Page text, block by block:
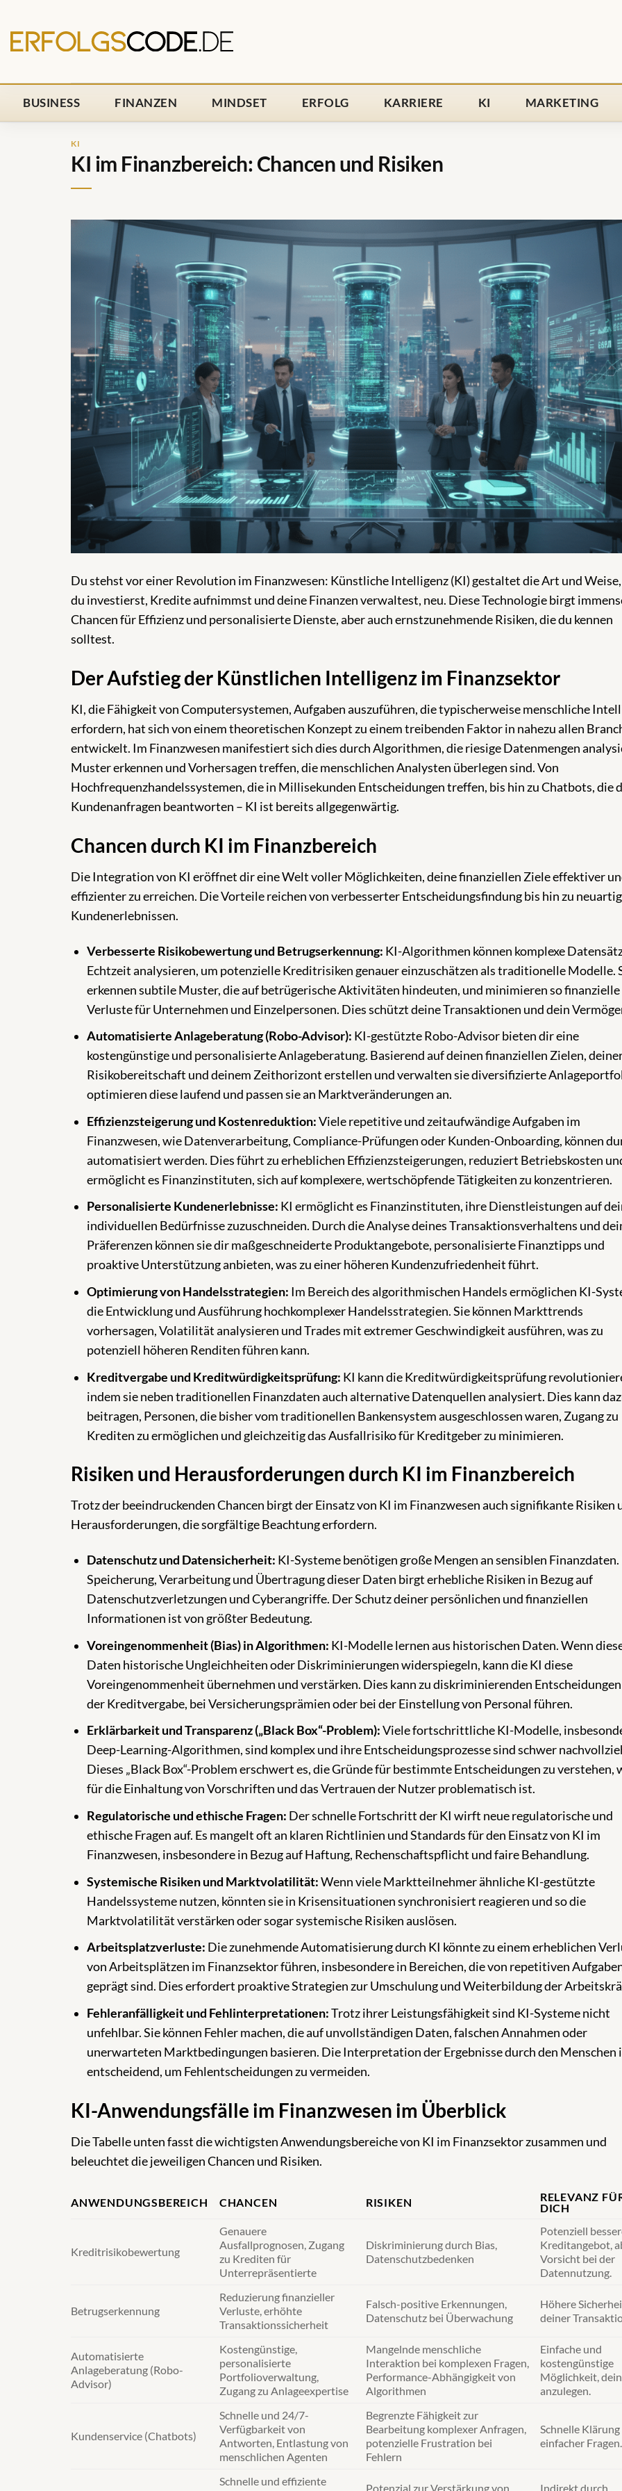
Inhalt
springen
BUSINESS FINANZEN MINDSET ERFOLG KARRIERE KI MARKETING
KI
KI im Finanzbereich: Chancen und Risiken
Du stehst vor einer Revolution im Finanzwesen: Künstliche Intelligenz (KI) gestaltet die Art und
du investierst, Kredite aufnimmst und deine Finanzen verwaltest, neu. Diese Technologie birgt
Chancen für Effizienz und personalisierte Dienste, aber auch ernstzunehmende Risiken, die du kennen
solltest.
Der Aufstieg der Künstlichen Intelligenz im Finanzsektor
KI, die Fähigkeit von Computersystemen, Aufgaben auszuführen, die typischerweise menschliche
erfordern, hat sich von einem theoretischen Konzept zu einem treibenden Faktor in nahezu allen
entwickelt. Im Finanzwesen manifestiert sich dies durch Algorithmen, die riesige Datenmengen
Muster erkennen und Vorhersagen treffen, die menschlichen Analysten überlegen sind. Von
Hochfrequenzhandelssystemen, die in Millisekunden Entscheidungen treffen, bis hin zu Chatbots, die
Kundenanfragen beantworten – KI ist bereits allgegenwärtig.
Chancen durch KI im Finanzbereich
Die Integration von KI eröffnet dir eine Welt voller Möglichkeiten, deine finanziellen Ziele effektiver
effizienter zu erreichen. Die Vorteile reichen von verbesserter Entscheidungsfindung bis hin zu
Kundenerlebnissen.
Verbesserte Risikobewertung und Betrugserkennung: KI-Algorithmen können komplexe
Echtzeit analysieren, um potenzielle Kreditrisiken genauer einzuschätzen als traditionelle Modelle.
erkennen subtile Muster, die auf betrügerische Aktivitäten hindeuten, und minimieren so finanzielle
Verluste für Unternehmen und Einzelpersonen. Dies schützt deine Transaktionen und dein
Automatisierte Anlageberatung (Robo-Advisor): KI-gestützte Robo-Advisor bieten dir eine
kostengünstige und personalisierte Anlageberatung. Basierend auf deinen finanziellen Zielen,
Risikobereitschaft und deinem Zeithorizont erstellen und verwalten sie diversifizierte
optimieren diese laufend und passen sie an Marktveränderungen an.
Effizienzsteigerung und Kostenreduktion:Viele repetitive und zeitaufwändige Aufgaben im
Finanzwesen, wie Datenverarbeitung, Compliance-Prüfungen oder Kunden-Onboarding, können
automatisiert werden. Dies führt zu erheblichen Effizienzsteigerungen, reduziert Betriebskosten
ermöglicht es Finanzinstituten, sich auf komplexere, wertschöpfende Tätigkeiten zu konzentrieren.
Personalisierte Kundenerlebnisse: KI ermöglicht es Finanzinstituten, ihre Dienstleistungen auf
individuellen Bedürfnisse zuzuschneiden. Durch die Analyse deines Transaktionsverhaltens und
Präferenzen können sie dir maßgeschneiderte Produktangebote, personalisierte Finanztipps und
proaktive Unterstützung anbieten, was zu einer höheren Kundenzufriedenheit führt.
Optimierung von Handelsstrategien: Im Bereich des algorithmischen Handels ermöglichen KI-
die Entwicklung und Ausführung hochkomplexer Handelsstrategien. Sie können Markttrends
vorhersagen, Volatilität analysieren und Trades mit extremer Geschwindigkeit ausführen, was zu
potenziell höheren Renditen führen kann.
Kreditvergabe und Kreditwürdigkeitsprüfung: KI kann die Kreditwürdigkeitsprüfung
indem sie neben traditionellen Finanzdaten auch alternative Datenquellen analysiert. Dies kann
beitragen, Personen, die bisher vom traditionellen Bankensystem ausgeschlossen waren, Zugang zu
Krediten zu ermöglichen und gleichzeitig das Ausfallrisiko für Kreditgeber zu minimieren.
Risiken und Herausforderungen durch KI im Finanzbereich
Trotz der beeindruckenden Chancen birgt der Einsatz von KI im Finanzwesen auch signifikante Risiken
Herausforderungen, die sorgfältige Beachtung erfordern.
Datenschutz und Datensicherheit: KI-Systeme benötigen große Mengen an sensiblen
Speicherung, Verarbeitung und Übertragung dieser Daten birgt erhebliche Risiken in Bezug auf
Datenschutzverletzungen und Cyberangriffe. Der Schutz deiner persönlichen und finanziellen
Informationen ist von größter Bedeutung.
Voreingenommenheit (Bias) in Algorithmen: KI-Modelle lernen aus historischen Daten. Wenn
Daten historische Ungleichheiten oder Diskriminierungen widerspiegeln, kann die KI diese
Voreingenommenheit übernehmen und verstärken. Dies kann zu diskriminierenden
der Kreditvergabe, bei Versicherungsprämien oder bei der Einstellung von Personal führen.
Erklärbarkeit und Transparenz („Black Box“-Problem):Viele fortschrittliche KI-Modelle,
Deep-Learning-Algorithmen, sind komplex und ihre Entscheidungsprozesse sind schwer
Dieses „Black Box“-Problem erschwert es, die Gründe für bestimmte Entscheidungen zu verstehen,
für die Einhaltung von Vorschriften und das Vertrauen der Nutzer problematisch ist.
Regulatorische und ethische Fragen: Der schnelle Fortschritt der KI wirft neue regulatorische und
ethische Fragen auf. Es mangelt oft an klaren Richtlinien und Standards für den Einsatz von KI im
Finanzwesen, insbesondere in Bezug auf Haftung, Rechenschaftspflicht und faire Behandlung.
Systemische Risiken und Marktvolatilität:Wenn viele Marktteilnehmer ähnliche KI-gestützte
Handelssysteme nutzen, könnten sie in Krisensituationen synchronisiert reagieren und so die
Marktvolatilität verstärken oder sogar systemische Risiken auslösen.
Arbeitsplatzverluste: Die zunehmende Automatisierung durch KI könnte zu einem erheblichen
von Arbeitsplätzen im Finanzsektor führen, insbesondere in Bereichen, die von repetitiven
geprägt sind. Dies erfordert proaktive Strategien zur Umschulung und Weiterbildung der
Fehleranfälligkeit und Fehlinterpretationen:Trotz ihrer Leistungsfähigkeit sind KI-Systeme nicht
unfehlbar. Sie können Fehler machen, die auf unvollständigen Daten, falschen Annahmen oder
unerwarteten Marktbedingungen basieren. Die Interpretation der Ergebnisse durch den Menschen
entscheidend, um Fehlentscheidungen zu vermeiden.
KI-Anwendungsfälle im Finanzwesen im Überblick
Die Tabelle unten fasst die wichtigsten Anwendungsbereiche von KI im Finanzsektor zusammen und
beleuchtet die jeweiligen Chancen und Risiken.
ANWENDUNGSBEREICH CHANCEN RISIKEN
RELEVANZ
DICH
Kreditrisikobewertung
Genauere
Ausfallprognosen, Zugang
zu Krediten für
Unterrepräsentierte
Diskriminierung durch Bias,
Datenschutzbedenken
Potenziell
Kreditangebot,
Vorsicht bei der
Datennutzung.
Betrugserkennung
Reduzierung finanzieller
Verluste, erhöhte
Transaktionssicherheit
Falsch-positive Erkennungen,
Datenschutz bei Überwachung
Höhere
deiner
Automatisierte
Anlageberatung (Robo-
Advisor)
Kostengünstige,
personalisierte
Portfolioverwaltung,
Zugang zu Anlageexpertise
Mangelnde menschliche
Interaktion bei komplexen Fragen,
Performance-Abhängigkeit von
Algorithmen
Einfache und
kostengünstige
Möglichkeit,
anzulegen.
Kundenservice (Chatbots)
Schnelle und 24/7-
Verfügbarkeit von
Antworten, Entlastung von
menschlichen Agenten
Begrenzte Fähigkeit zur
Bearbeitung komplexer Anfragen,
potenzielle Frustration bei
Fehlern
Schnelle Klärung
einfacher Fragen.
Schnelle und effiziente
Potenzial zur Verstärkung von Indirekt durch